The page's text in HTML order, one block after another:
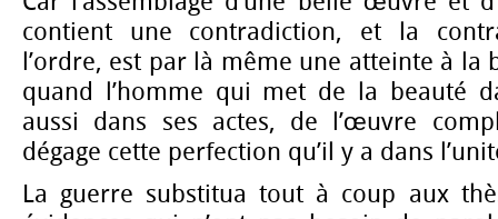
contient une contradiction, et la
l’ordre, est par là même une atteinte à la
quand l’homme qui met de la beauté
aussi dans ses actes, de l’œuvre
dégage cette perfection qu’il y a dans
La guerre substitua tout à coup aux